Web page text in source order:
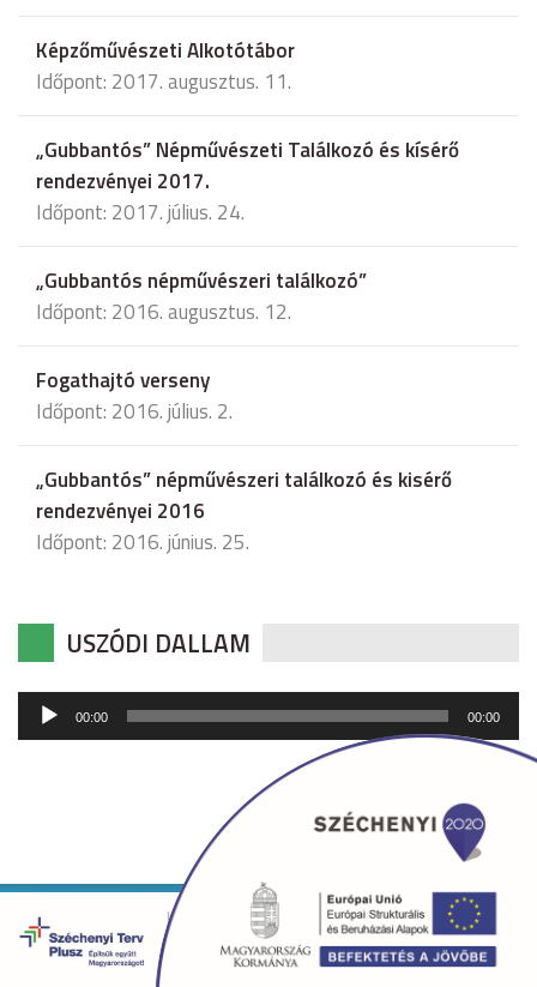
Képzőművészeti Alkotótábor
Időpont: 2017. augusztus. 11.
„Gubbantós” Népművészeti Találkozó és kísérő
rendezvényei 2017.
Időpont: 2017. július. 24.
„Gubbantós népművészeri találkozó”
Időpont: 2016. augusztus. 12.
Fogathajtó verseny
Időpont: 2016. július. 2.
„Gubbantós” népművészeri találkozó és kisérő
rendezvényei 2016
Időpont: 2016. június. 25.
USZÓDI DALLAM
Audió
lejátszó
00:00 00:00
Copyright © 2026 uszod.hu Minden jog fenntartva. •
Készítette:fridrik.me